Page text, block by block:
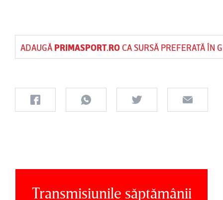
ADAUGĂ PRIMASPORT.ROCA SURSĂ PREFERATĂ ÎN
Transmisiunile săptămânii